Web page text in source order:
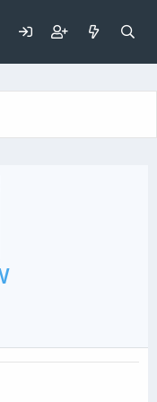
предложений по